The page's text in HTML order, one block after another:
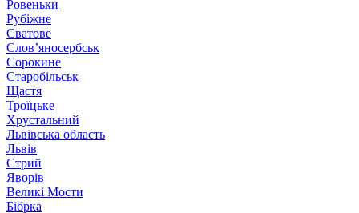
Ровеньки
Рубіжне
Сватове
Слов’яносербськ
Сорокине
Старобільськ
Щастя
Троїцьке
Хрустальний
Львівська область
Львів
Стрий
Яворів
Великі Мости
Бібрка